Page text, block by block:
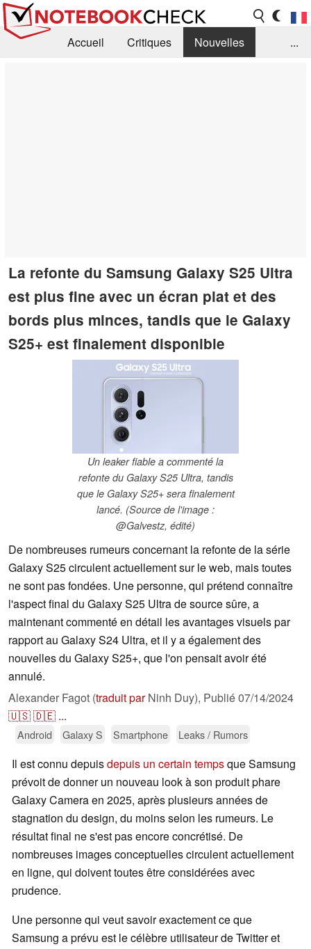
Accueil Critiques
Nouvelles
...
La refonte du Samsung Galaxy S25 Ultra
est plus fine avec un écran plat et des
bords plus minces, tandis que le Galaxy
S25+ est finalement disponible
Un leaker fiable a commenté la
refonte du Galaxy S25 Ultra, tandis
que le Galaxy S25+ sera finalement
lancé. (Source de l'image :
@Galvestz, édité)
De nombreuses rumeurs concernant la refonte de la série
Galaxy S25 circulent actuellement sur le web, mais toutes
ne sont pas fondées. Une personne, qui prétend connaître
l'aspect final du Galaxy S25 Ultra de source sûre, a
maintenant commenté en détail les avantages visuels par
rapport au Galaxy S24 Ultra, et il y a également des
nouvelles du Galaxy S25+, que l'on pensait avoir été
annulé.
Alexander Fagot (traduit parNinh Duy), Publié07/14/2024
🇺🇸🇩🇪 ...
Android Galaxy S Smartphone Leaks / Rumors
Il est connu depuisdepuis un certain tempsque Samsung
prévoit de donner un nouveau look à son produit phare
Galaxy Camera en 2025, après plusieurs années de
stagnation du design, du moins selon les rumeurs. Le
résultat final ne s'est pas encore concrétisé. De
nombreuses images conceptuelles circulent actuellement
en ligne, qui doivent toutes être considérées avec
prudence.
Une personne qui veut savoir exactement ce que
Samsung a prévu est le célèbre utilisateur de Twitter et